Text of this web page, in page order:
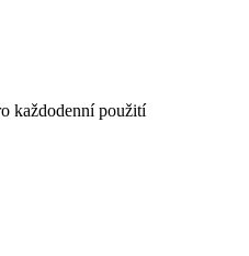
každodenní použití